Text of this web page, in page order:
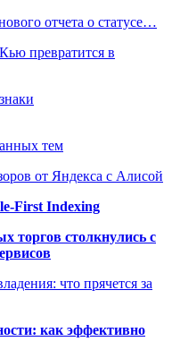
отчета о статусе…
превратится в
тем
от Яндекса с Алисой
First Indexing
торгов столкнулись с
что прячется за
как эффективно